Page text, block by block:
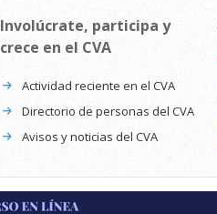
Involúcrate, participa y
crece en el CVA
Actividad reciente en el CVA
Directorio de personas del CVA
Avisos y noticias del CVA